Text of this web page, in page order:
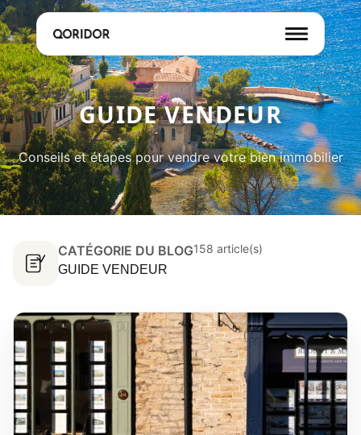
GUIDE VENDEUR
Conseils et étapes pour vendre votre bien immobilier
CATÉGORIE DU BLOG
GUIDE VENDEUR
158 article(s)